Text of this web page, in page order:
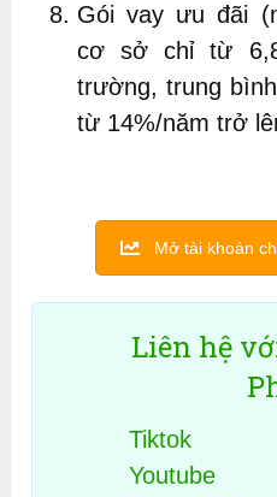
Gói vay ưu đãi
cơ sở chỉ từ
trường, trung
từ 14%/năm trở
Mở tài khoản
Liên hệ
Tiktok
Youtube